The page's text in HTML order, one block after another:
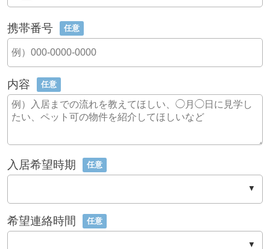
携帯番号 任意
内容 任意
入居希望時期 任意
希望連絡時間 任意